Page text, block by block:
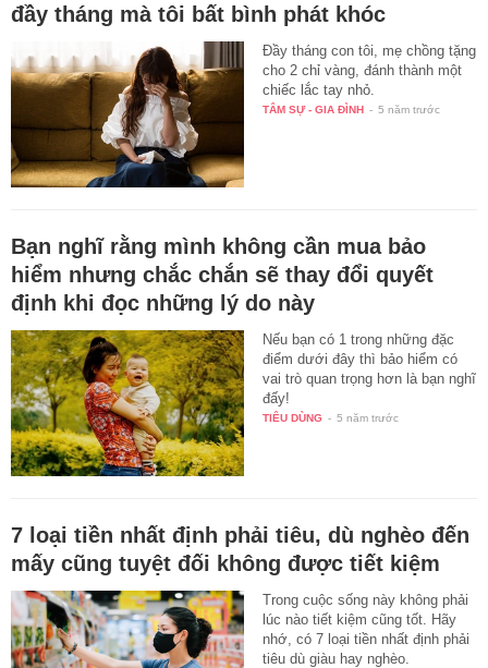
đầy tháng mà tôi bất bình phát khóc
Đầy tháng con tôi, mẹ chồng tặng
cho 2 chỉ vàng, đánh thành một
chiếc lắc tay nhỏ.
TÂM SỰ - GIA ĐÌNH - 5 năm trước
Bạn nghĩ rằng mình không cần mua bảo
hiểm nhưng chắc chắn sẽ thay đổi quyết
định khi đọc những lý do này
Nếu bạn có 1 trong những đặc
điểm dưới đây thì bảo hiểm có
vai trò quan trọng hơn là bạn nghĩ
đấy!
TIÊU DÙNG - 5 năm trước
7 loại tiền nhất định phải tiêu, dù nghèo đến
mấy cũng tuyệt đối không được tiết kiệm
Trong cuộc sống này không phải
lúc nào tiết kiệm cũng tốt. Hãy
nhớ, có 7 loại tiền nhất định phải
tiêu dù giàu hay nghèo.